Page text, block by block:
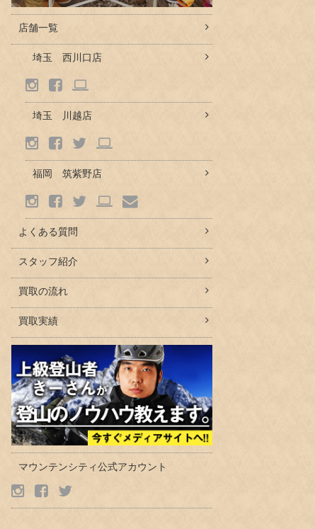
店舗一覧
埼玉 西川口店
埼玉 川越店
福岡 筑紫野店
よくある質問
スタッフ紹介
買取の流れ
買取実績
マウンテンシティ公式アカウント